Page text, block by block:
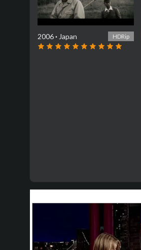
2006· Japan HDRip